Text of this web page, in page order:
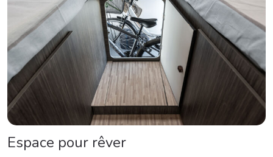
Espace pour rêver